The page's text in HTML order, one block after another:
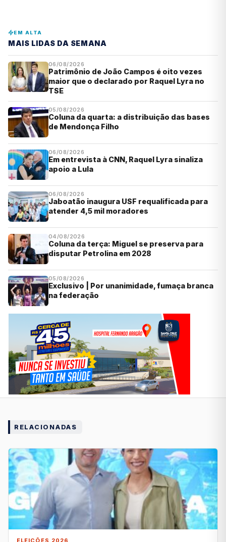
EM ALTA
MAIS LIDAS DA SEMANA
06/08/2026
Patrimônio de João Campos é oito vezes
maior que o declarado por Raquel Lyra no
TSE
05/08/2026
Coluna da quarta: a distribuição das bases
de Mendonça Filho
06/08/2026
Em entrevista à CNN, Raquel Lyra sinaliza
apoio a Lula
06/08/2026
Jaboatão inaugura USF requalificada para
atender 4,5 mil moradores
04/08/2026
Coluna da terça: Miguel se preserva para
disputar Petrolina em 2028
05/08/2026
Exclusivo | Por unanimidade, fumaça branca
na federação
RELACIONADAS